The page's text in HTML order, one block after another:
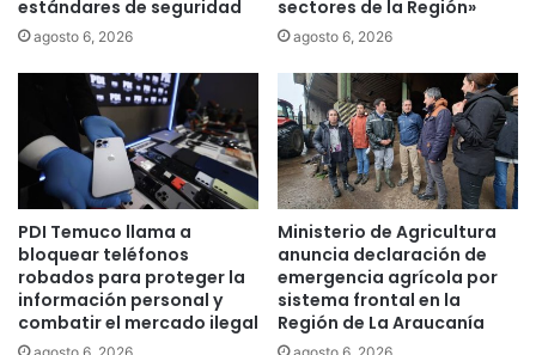
o
b
p
e
n
s
i
ó
n
i
e
E
n
e
r
g
é
estándares de seguridad
agosto 6, 2026
sectores de la Región»
agosto 6, 2026
PDI Temuco llama a
bloquear teléfonos
robados para proteger la
información personal y
combatir el mercado ilegal
Ministerio de Agricultura
anuncia declaración de
emergencia agrícola por
sistema frontal en la
Región de La Araucanía